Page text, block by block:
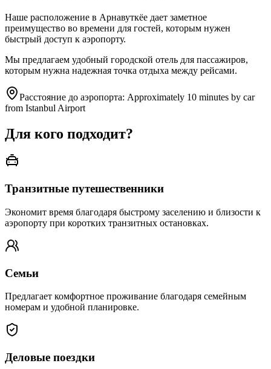
Наше расположение в Арнавуткёе дает заметное
преимущество во времени для гостей, которым нужен
быстрый доступ к аэропорту.
Мы предлагаем удобный городской отель для пассажиров,
которым нужна надежная точка отдыха между рейсами.
Расстояние до аэропорта: Approximately 10 minutes by car
from Istanbul Airport
Для кого подходит?
Транзитные путешественники
Экономит время благодаря быстрому заселению и близости к
аэропорту при коротких транзитных остановках.
Семьи
Предлагает комфортное проживание благодаря семейным
номерам и удобной планировке.
Деловые поездки